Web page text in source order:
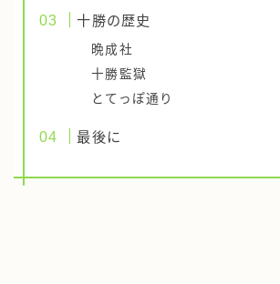
十勝の歴史
晩成社
十勝監獄
とてっぽ通り
最後に